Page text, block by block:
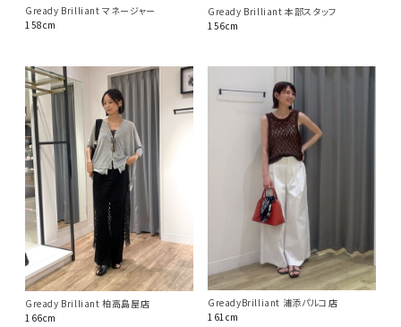
Gready Brilliant マネージャー
158cm
Gready Brilliant 本部スタッフ
156cm
Gready Brilliant 柏高島屋店
166cm
GreadyBrilliant 浦添パルコ店
161cm